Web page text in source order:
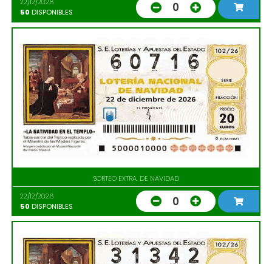
50 DISPONIBLES 0
SORTEO EXTRA. DE NAVIDAD
22/12/2026
50 DISPONIBLES 0